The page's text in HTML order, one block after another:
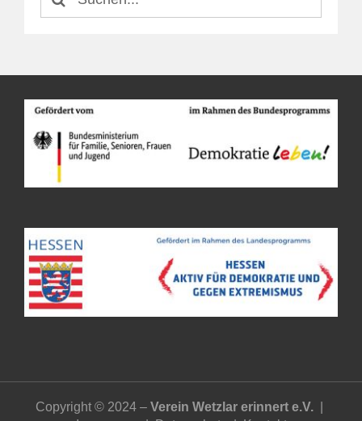
nach:
Copyright © 2024 – Verein Wetzlar erinnert e.V.